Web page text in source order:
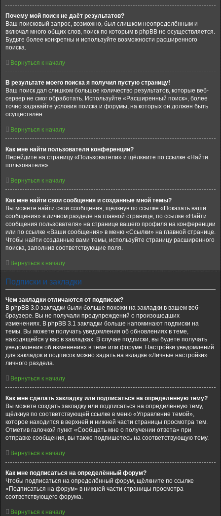
Почему мой поиск не даёт результатов?
Ваш поисковый запрос, возможно, был слишком неопределённым и
включал много общих слов, поиск по которым в phpBB не осуществляется.
Будьте более конкретны и используйте возможности расширенного
поиска.
Вернуться к началу
В результате моего поиска я получил пустую страницу!
Ваш поиск дал слишком большое количество результатов, которые веб-
сервер не смог обработать. Используйте «Расширенный поиск», более
точно задавайте условия поиска и форумы, на которых он должен быть
осуществлён.
Вернуться к началу
Как мне найти пользователя конференции?
Перейдите на страницу «Пользователи» и щёлкните по ссылке «Найти
пользователя».
Вернуться к началу
Как мне найти свои сообщения и созданные мной темы?
Вы можете найти свои сообщения, щёлкнув по ссылке «Показать ваши
сообщения» в личном разделе на главной странице, по ссылке «Найти
сообщения пользователя» на странице вашего профиля на конференции
или по ссылке «Ваши сообщения» в меню «Ссылки» на главной странице.
Чтобы найти созданные вами темы, используйте страницу расширенного
поиска, заполнив соответствующие поля.
Вернуться к началу
Подписки и закладки
Чем закладки отличаются от подписок?
В phpBB 3.0 закладки были больше похожи на закладки в вашем веб-
браузере. Вы не получали предупреждений о произошедших
изменениях. В phpBB 3.1 закладки больше напоминают подписки на
темы. Вы можете получать уведомления об обновлениях в теме,
находящейся у вас в закладках. В случае подписки, вы будете получать
уведомления об изменениях в теме или форуме. Настройки уведомлений
для закладок и подписок можно задать на вкладке «Личные настройки»
личного раздела.
Вернуться к началу
Как мне сделать закладку или подписаться на определённую тему?
Вы можете создать закладку или подписаться на определённую тему,
щёлкнув по соответствующей ссылке в меню «Управление темой»,
которое находится в верхней и нижней части страницы просмотра тем.
Отметив галочкой пункт «Сообщать мне о получении ответа» при
отправке сообщения, вы также подпишетесь на соответствующую тему.
Вернуться к началу
Как мне подписаться на определённый форум?
Чтобы подписаться на определённый форум, щёлкните по ссылке
«Подписаться на форум» в нижней части страницы просмотра
соответствующего форума.
Вернуться к началу